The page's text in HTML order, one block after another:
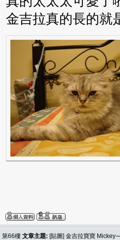
金吉拉真的長的就
第66樓 文章主題: [貼圖] 金吉拉寶寶